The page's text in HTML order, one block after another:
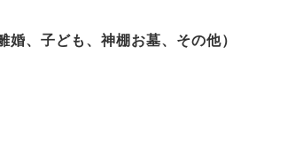
婚、子ども、神棚お墓、その他）